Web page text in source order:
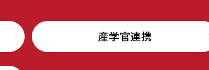
産学官連携